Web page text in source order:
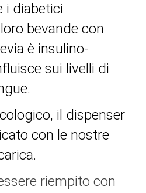
i diabetici
bevande con
è insulino-
sui livelli di
il dispenser
con le nostre
riempito con